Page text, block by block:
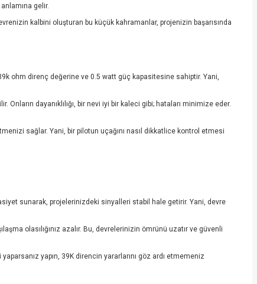
gelir.
kalbini oluşturan bu küçük kahramanlar, projenizin başarısında
ohm direnç değerine ve 0.5 watt güç kapasitesine sahiptir. Yani,
Onların dayanıklılığı, bir nevi iyi bir kaleci gibi; hataları minimize eder.
sağlar. Yani, bir pilotun uçağını nasıl dikkatlice kontrol etmesi
sunarak, projelerinizdeki sinyalleri stabil hale getirir. Yani, devre
olasılığınız azalır. Bu, devrelerinizin ömrünü uzatır ve güvenli
yapın, 39K direncin yararlarını göz ardı etmemeniz